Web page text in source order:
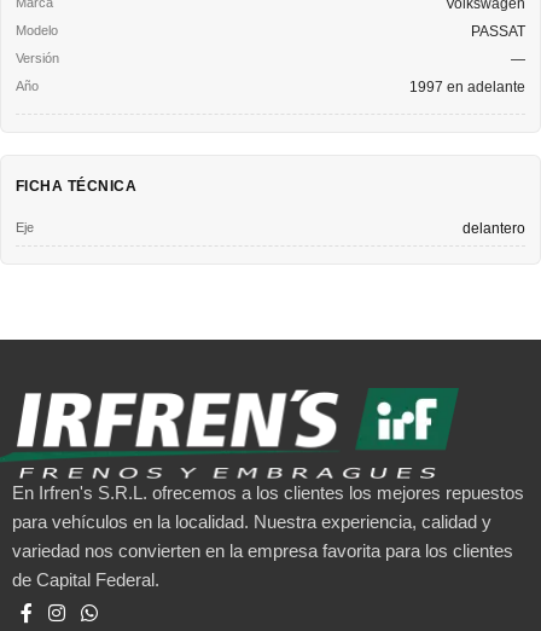
Volkswagen
PASSAT
—
1997 en adelante
FICHA TÉCNICA
Eje delantero
En Irfren's S.R.L. ofrecemos a los clientes los mejores repuestos
para vehículos en la localidad. Nuestra experiencia, calidad y
variedad nos convierten en la empresa favorita para los clientes
de Capital Federal.